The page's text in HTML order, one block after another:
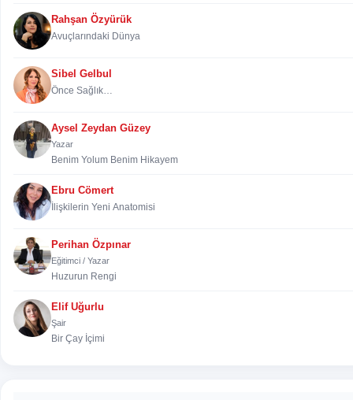
Rahşan Özyürük
Avuçlarındaki Dünya
Sibel Gelbul
Önce Sağlık…
Aysel Zeydan Güzey
Yazar
Benim Yolum Benim Hikayem
Ebru Cömert
İlişkilerin Yeni Anatomisi
Perihan Özpınar
Eğitimci / Yazar
Huzurun Rengi
Elif Uğurlu
Şair
Bir Çay İçimi